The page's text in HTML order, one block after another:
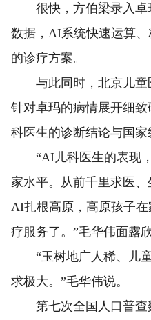
很快，方伯梁录入卓
数据，AI系统快速运算
的诊疗方案。
与此同时，北京儿童
针对卓玛的病情展开细
科医生的诊断结论与国家
“AI儿科医生的表现，
家水平。从前千里求医
AI扎根高原，高原孩子
疗服务了。”毛华伟面露
“玉树地广人稀、儿童
求极大。”毛华伟说。
第七次全国人口普查